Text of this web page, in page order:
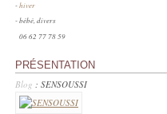
-hiver
- bébé, divers
06 62 77 78 59
PRÉSENTATION
Blog : SENSOUSSI